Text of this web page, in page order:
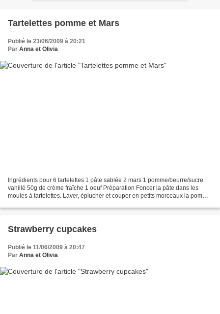
Tartelettes pomme et Mars
Publié le 23/06/2009 à 20:21
Par Anna et Olivia
Ingrédients pour 6 tartelettes 1 pâte sablée 2 mars 1 pomme/beurre/sucre
vanillé 50g de crème fraîche 1 oeuf Préparation Foncer la pâte dans les
moules à tartelettes. Laver, éplucher et couper en petits morceaux la pomme.
Strawberry cupcakes
Publié le 11/06/2009 à 20:47
Par Anna et Olivia